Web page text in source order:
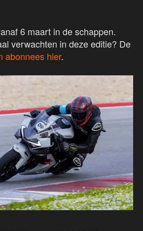
6 maart in de schappen.
verwachten in deze editie? De
abonnees hier.